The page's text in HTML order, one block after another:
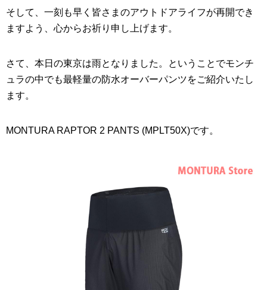
そして、一刻も早く皆さまのアウトドアライフが再開でき
ますよう、心からお祈り申し上げます。
さて、本日の東京は雨となりました。ということでモンチ
ュラの中でも最軽量の防水オーバーパンツをご紹介いたし
ます。
MONTURA RAPTOR 2 PANTS (MPLT50X)です。